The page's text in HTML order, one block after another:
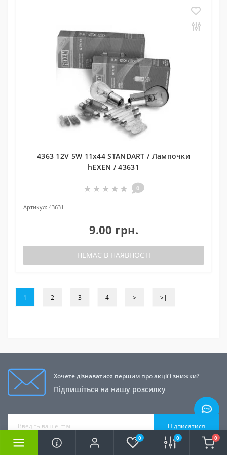
0 0 0
4363 12V 5W 11x44 STANDART / Лампочки
hEXEN / 43631
0
Артикул: 43631
9.00 грн.
НЕМАЄ В НАЯВНОСТІ
1 2 3 4 > >|
Хочете дізнаватися першим про акції і знижки?
Підпишіться на нашу розсилку
Підписатися
Я прочитав Договір публічної оферти і згоден з вимогами